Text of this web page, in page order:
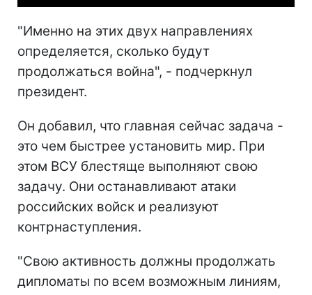
"Именно на этих двух направлениях
определяется, сколько будут
продолжаться война", - подчеркнул
президент.
Он добавил, что главная сейчас задача -
это чем быстрее установить мир. При
этом ВСУ блестяще выполняют свою
задачу. Они останавливают атаки
российских войск и реализуют
контрнаступления.
"Свою активность должны продолжать
дипломаты по всем возможным линиям,